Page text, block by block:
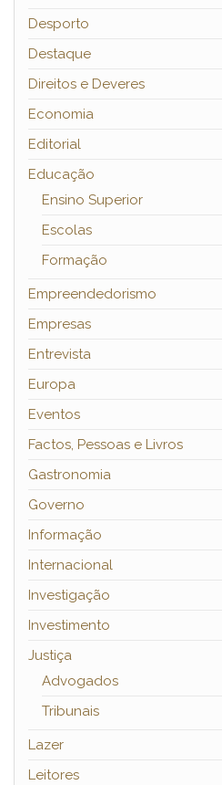
Desporto
Destaque
Direitos e Deveres
Economia
Editorial
Educação
Ensino Superior
Escolas
Formação
Empreendedorismo
Empresas
Entrevista
Europa
Eventos
Factos, Pessoas e Livros
Gastronomia
Governo
Informação
Internacional
Investigação
Investimento
Justiça
Advogados
Tribunais
Lazer
Leitores